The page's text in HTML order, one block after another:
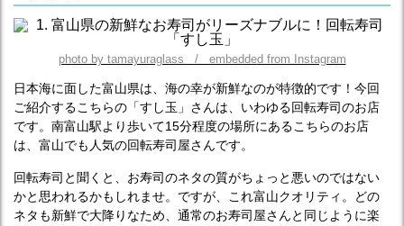
photo by tamayuraglass / embedded from Instagram
日本海に面した富山県は、海の幸が新鮮なのが特徴的です！今回
ご紹介するこちらの「すし玉」さんは、いわゆる回転寿司のお店
です。南富山駅より歩いて15分程度の場所にあるこちらのお店
は、富山でも人気の回転寿司屋さんです。
回転寿司と聞くと、お寿司のネタの質がちょっと悪いのではない
かと思われるかもしれませ。ですが、これ富山クオリティ。どの
ネタも新鮮で大降りなため、通常のお寿司屋さんと同じように楽